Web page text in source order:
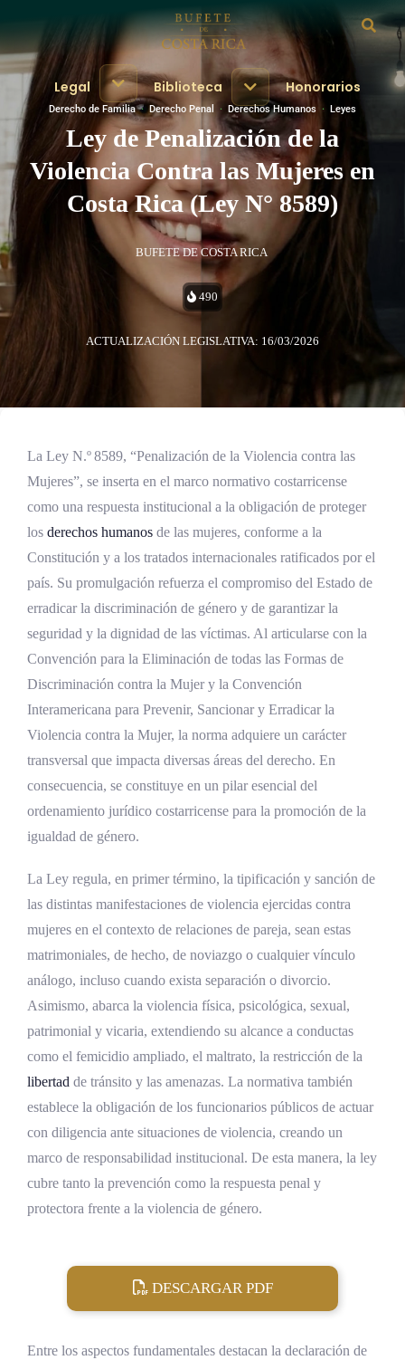
Legal Biblioteca Honorarios
Derecho de Familia·Derecho Penal · Derechos Humanos · Leyes
Ley de Penalización de la
Violencia Contra las Mujeres en
Costa Rica (Ley N° 8589)
BUFETE DE COSTA RICA
490
ACTUALIZACIÓN LEGISLATIVA: 16/03/2026
La Ley N.º 8589, “Penalización de la Violencia contra las
Mujeres”, se inserta en el marco normativo costarricense
como una respuesta institucional a la obligación de proteger
los derechos humanos de las mujeres, conforme a la
Constitución y a los tratados internacionales ratificados por el
país. Su promulgación refuerza el compromiso del Estado de
erradicar la discriminación de género y de garantizar la
seguridad y la dignidad de las víctimas. Al articularse con la
Convención para la Eliminación de todas las Formas de
Discriminación contra la Mujer y la Convención
Interamericana para Prevenir, Sancionar y Erradicar la
Violencia contra la Mujer, la norma adquiere un carácter
transversal que impacta diversas áreas del derecho. En
consecuencia, se constituye en un pilar esencial del
ordenamiento jurídico costarricense para la promoción de la
igualdad de género.
La Ley regula, en primer término, la tipificación y sanción de
las distintas manifestaciones de violencia ejercidas contra
mujeres en el contexto de relaciones de pareja, sean estas
matrimoniales, de hecho, de noviazgo o cualquier vínculo
análogo, incluso cuando exista separación o divorcio.
Asimismo, abarca la violencia física, psicológica, sexual,
patrimonial y vicaria, extendiendo su alcance a conductas
como el femicidio ampliado, el maltrato, la restricción de la
libertad de tránsito y las amenazas. La normativa también
establece la obligación de los funcionarios públicos de actuar
con diligencia ante situaciones de violencia, creando un
marco de responsabilidad institucional. De esta manera, la ley
cubre tanto la prevención como la respuesta penal y
protectora frente a la violencia de género.
DESCARGAR PDF
Entre los aspectos fundamentales destacan la declaración de